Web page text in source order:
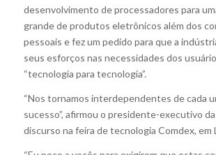
desenvolvimento de processadores para
grande de produtos eletrônicos além dos
pessoais e fez um pedido para que a
seus esforços nas necessidades dos
“tecnologia para tecnologia”.
“Nos tornamos interdependentes de cada
sucesso”, afirmou o presidente-executivo
discurso na feira de tecnologia Comdex, em